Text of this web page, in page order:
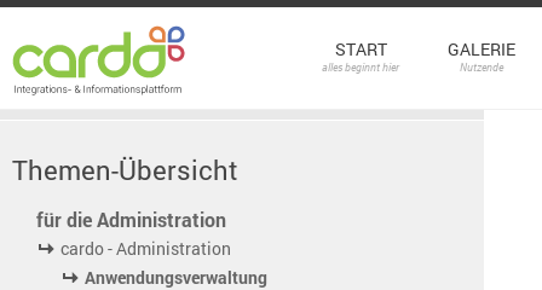
START
alles beginnt hier
GALERIE
Nutzende
Themen-Übersicht
für die Administration
cardo - Administration
Anwendungsverwaltung